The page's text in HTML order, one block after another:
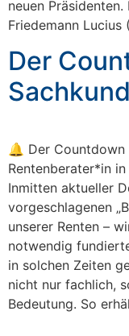
neuen
Friedemann
Der
🔔 Der
Rentenberater*in
Inmitten aktueller
vorgeschlagenen
unserer Renten –
notwendig
in solchen Zeiten
nicht nur fachlich,
Bedeutung. So